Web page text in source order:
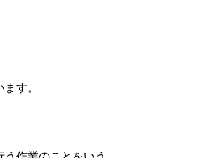
す。